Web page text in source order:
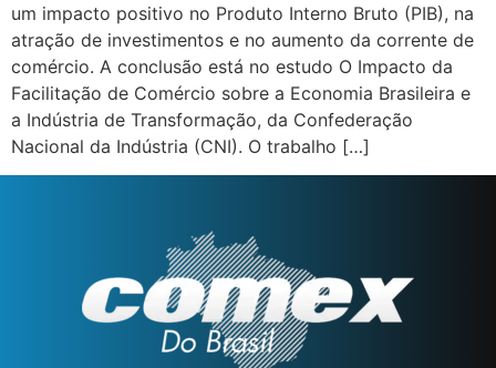
um impacto positivo no Produto Interno Bruto (PIB), na
atração de investimentos e no aumento da corrente de
comércio. A conclusão está no estudo O Impacto da
Facilitação de Comércio sobre a Economia Brasileira e
a Indústria de Transformação, da Confederação
Nacional da Indústria (CNI). O trabalho […]